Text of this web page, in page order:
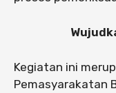
Kegiatan ini
Pemasyarakatan